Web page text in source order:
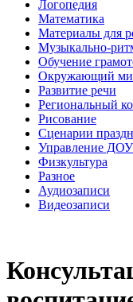
Логопедия
Математика
Материалы для
Музыкально-
Обучение
Окружающий
Развитие речи
Региональный
Рисование
Сценарии
Управление ДОУ
Физкультура
Разное
Аудиозаписи
Видеозаписи